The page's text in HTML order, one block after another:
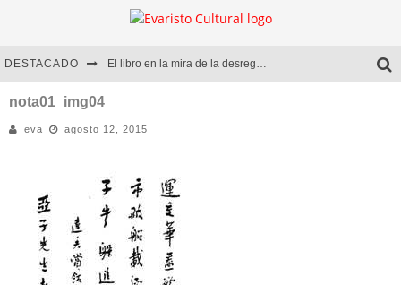
DESTACADO El libro en la mira de la desregulación
Diego Meret | Hotel Acapulco
nota01_img04
eva agosto 12, 2015